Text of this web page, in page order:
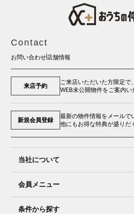
Contact
お問い合わせ店舗情報
来店予約
ご来店いただいた方限定で、
WEB未公開物件をご案内い
新規会員登録
最新の物件情報をメールで
他にもお得な特典が盛りだ
当社について
会員メニュー
条件から探す